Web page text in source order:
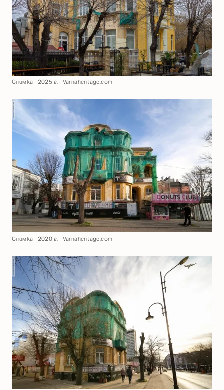
Снимка - 2025 г. - Varnaheritage.com
Снимка - 2020 г. - Varnaheritage.com